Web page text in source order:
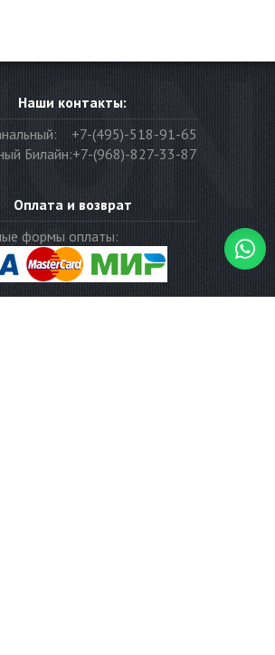
Наши контакты:
+7-(495)-518-91-65
Билайн:+7-(968)-827-33-87
Оплата и возврат
формы оплаты: